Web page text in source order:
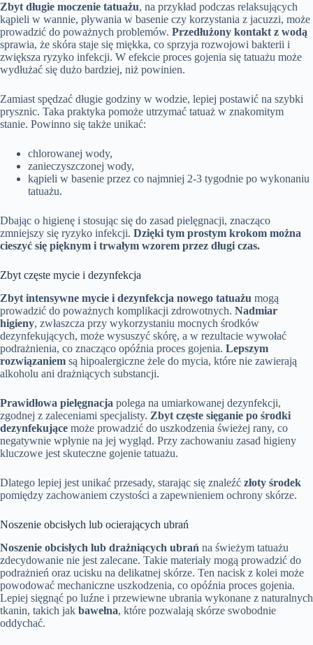
Zbyt długie moczenie tatuażu, na przykład podczas relaksujących
kąpieli w wannie, pływania w basenie czy korzystania z jacuzzi, może
prowadzić do poważnych problemów. Przedłużony kontakt z wodą
sprawia, że skóra staje się miękka, co sprzyja rozwojowi bakterii i
zwiększa ryzyko infekcji. W efekcie proces gojenia się tatuażu może
wydłużać się dużo bardziej, niż powinien.
Zamiast spędzać długie godziny w wodzie, lepiej postawić na szybki
prysznic. Taka praktyka pomoże utrzymać tatuaż w znakomitym
stanie. Powinno się także unikać:
chlorowanej wody,
zanieczyszczonej wody,
kąpieli w basenie przez co najmniej 2-3 tygodnie po wykonaniu
tatuażu.
Dbając o higienę i stosując się do zasad pielęgnacji, znacząco
zmniejszy się ryzyko infekcji. Dzięki tym prostym krokom można
cieszyć się pięknym i trwałym wzorem przez długi czas.
Zbyt częste mycie i dezynfekcja
Zbyt intensywne mycie i dezynfekcja nowego tatuażu mogą
prowadzić do poważnych komplikacji zdrowotnych. Nadmiar
higieny, zwłaszcza przy wykorzystaniu mocnych środków
dezynfekujących, może wysuszyć skórę, a w rezultacie wywołać
podrażnienia, co znacząco opóźnia proces gojenia. Lepszym
rozwiązaniem są hipoalergiczne żele do mycia, które nie zawierają
alkoholu ani drażniących substancji.
Prawidłowa pielęgnacja polega na umiarkowanej dezynfekcji,
zgodnej z zaleceniami specjalisty. Zbyt częste sięganie po środki
dezynfekujące może prowadzić do uszkodzenia świeżej rany, co
negatywnie wpłynie na jej wygląd. Przy zachowaniu zasad higieny
kluczowe jest skuteczne gojenie tatuażu.
Dlatego lepiej jest unikać przesady, starając się znaleźć złoty środek
pomiędzy zachowaniem czystości a zapewnieniem ochrony skórze.
Noszenie obcisłych lub ocierających ubrań
Noszenie obcisłych lub drażniących ubrań na świeżym tatuażu
zdecydowanie nie jest zalecane. Takie materiały mogą prowadzić do
podrażnień oraz ucisku na delikatnej skórze. Ten nacisk z kolei może
powodować mechaniczne uszkodzenia, co opóźnia proces gojenia.
Lepiej sięgnąć po luźne i przewiewne ubrania wykonane z naturalnych
tkanin, takich jak bawełna, które pozwalają skórze swobodnie
oddychać.